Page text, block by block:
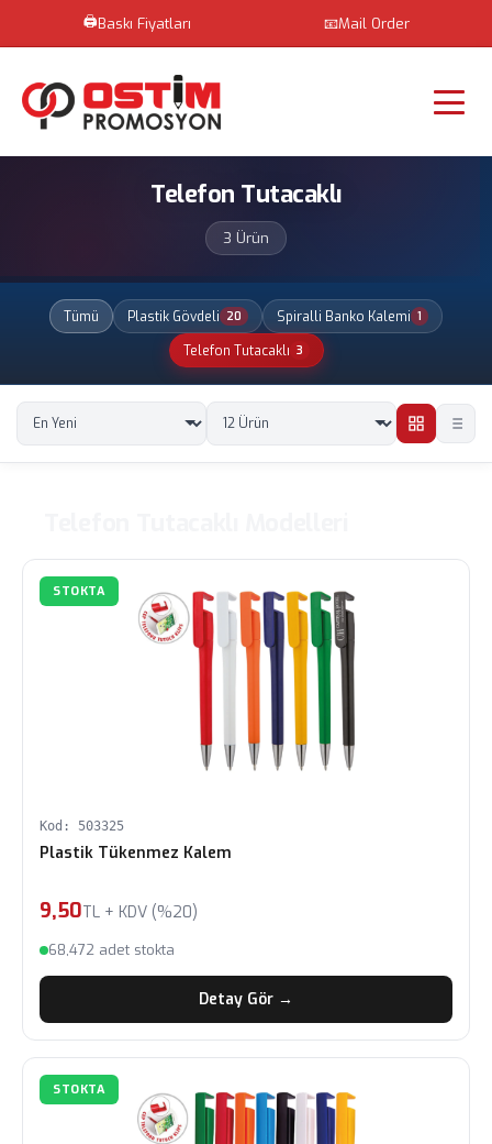
🖨️Baskı Fiyatları 📧Mail Order
Telefon Tutacaklı
3 Ürün
Tümü Plastik Gövdeli 20 Spiralli Banko Kalemi 1
Telefon Tutacaklı 3
STOKTA
Kod: 503325
Plastik Tükenmez Kalem
9,50TL + KDV (%20)
68,472 adet stokta
Detay Gör →
STOKTA